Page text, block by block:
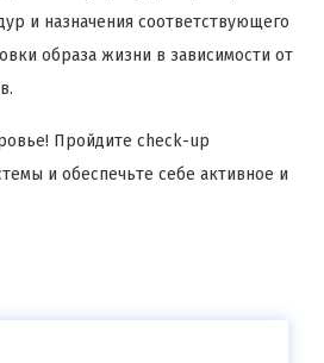
и назначения соответствующего
образа жизни в зависимости от
Пройдите check-up
и обеспечьте себе активное и